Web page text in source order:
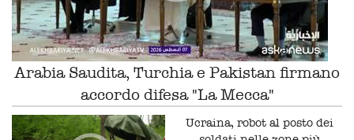
Arabia Saudita, Turchia e Pakistan firmano
accordo difesa "La Mecca"
Ucraina, robot al posto dei